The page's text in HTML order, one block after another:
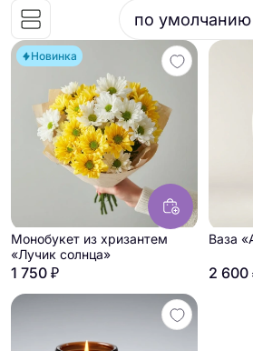
по умолчанию
Новинка
Монобукет из хризантем
«Лучик солнца»
1 750 ₽
Ваза
2 600